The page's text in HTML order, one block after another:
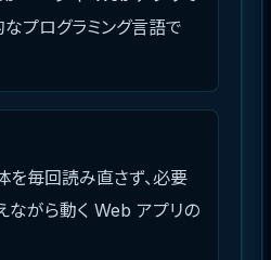
プログラミング言語で
を毎回読み直さず、必要
ながら動く Web アプリの